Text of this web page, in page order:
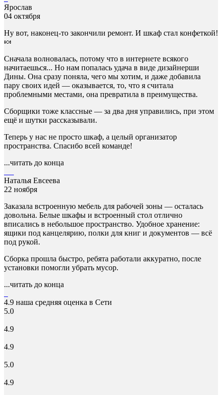
Ярослав
04 октября
Ну вот, наконец-то закончили ремонт. И шкаф стал конфеткой!
🍬
Сначала волновалась, потому что в интернете всякого
начитаешься... Но нам попалась удача в виде дизайнерши
Дины. Она сразу поняла, чего мы хотим, и даже добавила
пару своих идей — оказывается, то, что я считала
проблемными местами, она превратила в преимущества.
Сборщики тоже классные — за два дня управились, при этом
ещё и шутки рассказывали.
Теперь у нас не просто шкаф, а целый организатор
пространства. Спасибо всей команде!
...читать до конца
Наталья Евсеева
22 ноября
Заказала встроенную мебель для рабочей зоны — осталась
довольна. Белые шкафы и встроенный стол отлично
вписались в небольшое пространство. Удобное хранение:
ящики под канцелярию, полки для книг и документов — всё
под рукой.
Сборка прошла быстро, ребята работали аккуратно, после
установки помогли убрать мусор.
...читать до конца
4.9 наша средняя оценка в Сети
5.0
4.9
4.9
5.0
4.9